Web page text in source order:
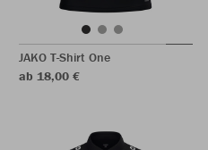
JAKO T-Shirt One
ab 18,00 €